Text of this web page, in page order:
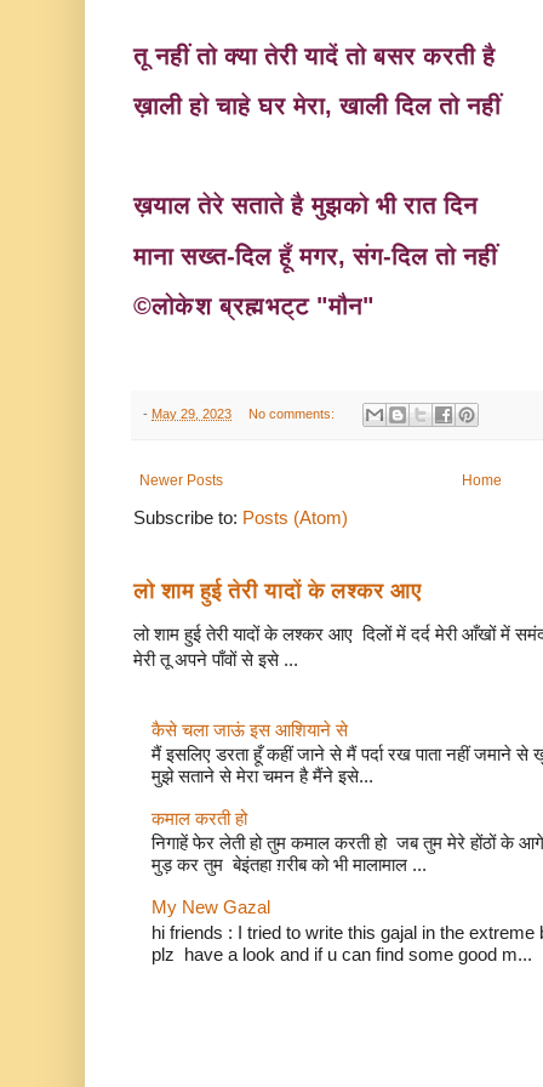
तू नहीं तो क्या तेरी यादें तो बसर करती है
ख़ाली हो चाहे घर मेरा, खाली दिल तो नहीं
ख़याल तेरे सताते है मुझको भी रातदिन
माना सख्त-दिल हूँ मगर, संग-दिल तो नहीं
©लोकेश ब्रह्मभट्ट "मौन"
- May 29, 2023 No comments:
Newer Posts Home
Subscribe to: Posts (Atom)
लो शाम हुई तेरी यादों के लश्कर आए
लो शाम हुई तेरी यादों के लश्कर आए दिलों में दर्द मेरी आँखों में
मेरी तू अपने पाँवों से इसे ...
कैसे चला जाऊं इस आशियाने से
मैं इसलिए डरता हूँ कहीं जाने से मैं पर्दा रख पाता नहीं जमाने
मुझे सताने से मेरा चमन है मैंने इसे...
कमाल करती हो
निगाहें फेर लेती हो तुम कमाल करती हो जब तुम मेरे होंठों के
मुड़ कर तुम बेइंतहा ग़रीब को भी मालामाल ...
My New Gazal
hi friends : I tried to write this gajal in the
plz have a look and if u can find some good m...